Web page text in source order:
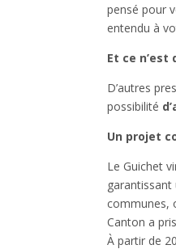
pensé pour
entendu à
Et ce n’est
D’autres
possibilité
Un projet
Le Guichet
communes,
Canton a
À partir de